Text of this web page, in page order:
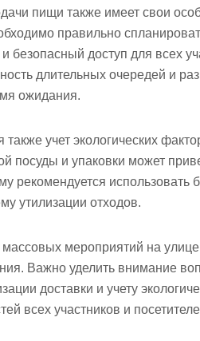
пищи также имеет свои
правильно
безопасный доступ для всех
длительных очередей и
ожидания.
учет экологических
посуды и упаковки может
использовать
утилизации отходов.
мероприятий на
Важно уделить внимание
доставки и учету
всех участников и